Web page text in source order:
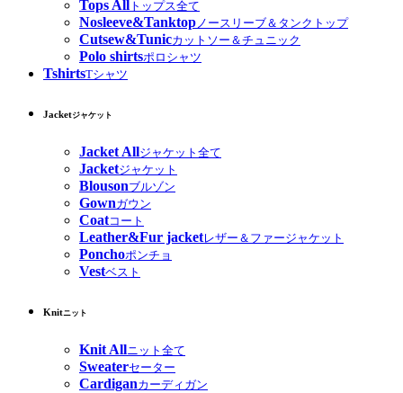
Tops All トップス全て
Nosleeve&Tanktopノースリーブ＆タンクトップ
Cutsew&Tunicカットソー＆チュニック
Polo shirtsポロシャツ
TshirtsTシャツ
Jacketジャケット
Jacket Allジャケット全て
Jacketジャケット
Blousonブルゾン
Gownガウン
Coatコート
Leather&Fur jacketレザー＆ファージャケット
Ponchoポンチョ
Vestベスト
Knitニット
Knit Allニット全て
Sweaterセーター
Cardiganカーディガン